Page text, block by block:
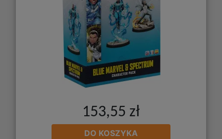
153,55 zł
DO KOSZYKA